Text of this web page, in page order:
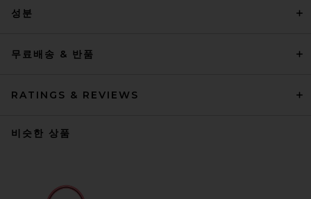
성분
무료배송 & 반품
RATINGS & REVIEWS
비슷한 상품